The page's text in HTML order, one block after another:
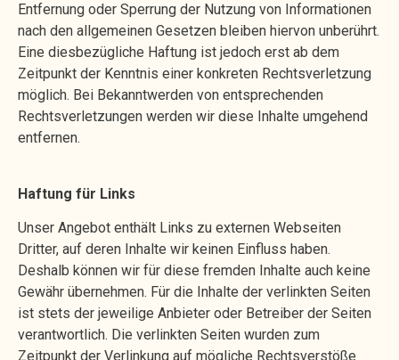
Entfernung oder Sperrung der Nutzung von Informationen
nach den allgemeinen Gesetzen bleiben hiervon unberührt.
Eine diesbezügliche Haftung ist jedoch erst ab dem
Zeitpunkt der Kenntnis einer konkreten Rechtsverletzung
möglich. Bei Bekanntwerden von entsprechenden
Rechtsverletzungen werden wir diese Inhalte umgehend
entfernen.
Haftung für Links
Unser Angebot enthält Links zu externen Webseiten
Dritter, auf deren Inhalte wir keinen Einfluss haben.
Deshalb können wir für diese fremden Inhalte auch keine
Gewähr übernehmen. Für die Inhalte der verlinkten Seiten
ist stets der jeweilige Anbieter oder Betreiber der Seiten
verantwortlich. Die verlinkten Seiten wurden zum
Zeitpunkt der Verlinkung auf mögliche Rechtsverstöße